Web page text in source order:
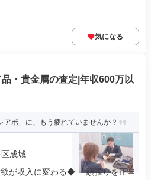
気になる
・貴金属の査定|年収600万以
アポ」に、もう疲れていませんか？
成城
が収入に変わる◆ 「頑張りを正当